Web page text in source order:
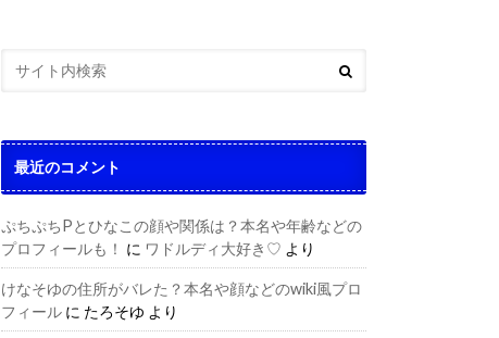
最近のコメント
ぷちぷちPとひなこの顔や関係は？本名や年齢などの
プロフィールも！ に ワドルディ大好き♡ より
けなそゆの住所がバレた？本名や顔などのwiki風プロ
フィール に たろそゆ より